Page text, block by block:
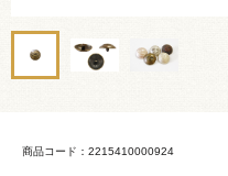
商品コード：2215410000924